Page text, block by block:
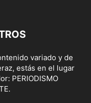
variado y de
estás en el lugar
PERIODISMO